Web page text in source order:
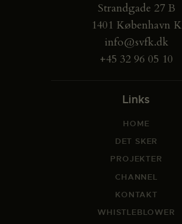
Strandgade 27 B
1401 København K
info@svfk.dk
+45 32 96 05 10
Links
HOME
DET SKER
PROJEKTER
CHANNEL
KONTAKT
WHISTLEBLOWER